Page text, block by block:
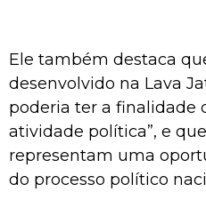
Ele também destaca
desenvolvido na Lava
poderia ter a finalidade
atividade política”, e
representam uma
do processo político